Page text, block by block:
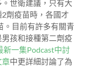
世衛建議，只有大
劑疫苗時，各國才
。目前有許多有關青
孩和接種第二劑疫
新一集Podcast中討
章中更詳細討論了為